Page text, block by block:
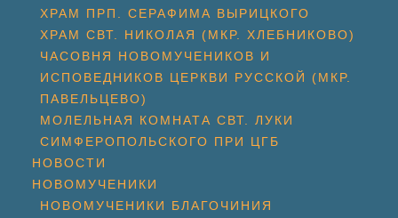
ХРАМ ПРП. СЕРАФИМА ВЫРИЦКОГО
ХРАМ СВТ. НИКОЛАЯ (МКР. ХЛЕБНИКОВО)
ЧАСОВНЯ НОВОМУЧЕНИКОВ И
ИСПОВЕДНИКОВ ЦЕРКВИ РУССКОЙ (МКР.
ПАВЕЛЬЦЕВО)
МОЛЕЛЬНАЯ КОМНАТА СВТ. ЛУКИ
СИМФЕРОПОЛЬСКОГО ПРИ ЦГБ
НОВОСТИ
НОВОМУЧЕНИКИ
НОВОМУЧЕНИКИ БЛАГОЧИНИЯ